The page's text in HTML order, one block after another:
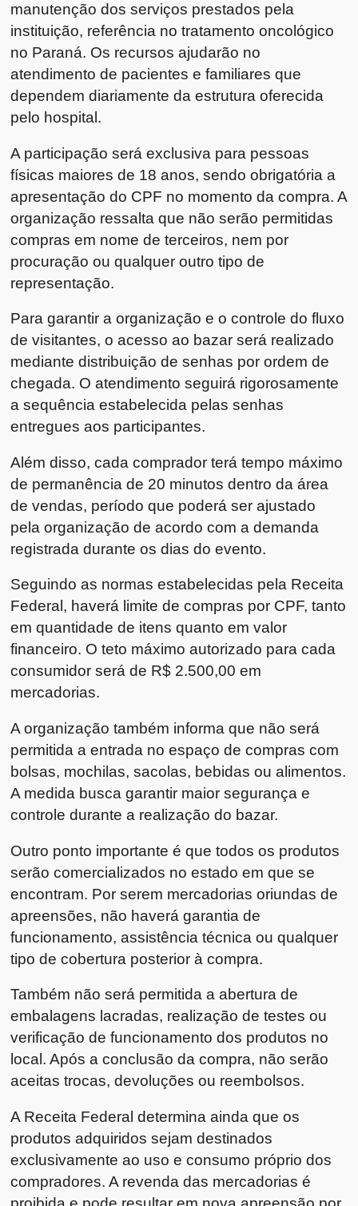
manutenção dos serviços prestados pela
instituição, referência no tratamento oncológico
no Paraná. Os recursos ajudarão no
atendimento de pacientes e familiares que
dependem diariamente da estrutura oferecida
pelo hospital.
A participação será exclusiva para pessoas
físicas maiores de 18 anos, sendo obrigatória a
apresentação do CPF no momento da compra. A
organização ressalta que não serão permitidas
compras em nome de terceiros, nem por
procuração ou qualquer outro tipo de
representação.
Para garantir a organização e o controle do fluxo
de visitantes, o acesso ao bazar será realizado
mediante distribuição de senhas por ordem de
chegada. O atendimento seguirá rigorosamente
a sequência estabelecida pelas senhas
entregues aos participantes.
Além disso, cada comprador terá tempo máximo
de permanência de 20 minutos dentro da área
de vendas, período que poderá ser ajustado
pela organização de acordo com a demanda
registrada durante os dias do evento.
Seguindo as normas estabelecidas pela Receita
Federal, haverá limite de compras por CPF, tanto
em quantidade de itens quanto em valor
financeiro. O teto máximo autorizado para cada
consumidor será de R$ 2.500,00 em
mercadorias.
A organização também informa que não será
permitida a entrada no espaço de compras com
bolsas, mochilas, sacolas, bebidas ou alimentos.
A medida busca garantir maior segurança e
controle durante a realização do bazar.
Outro ponto importante é que todos os produtos
serão comercializados no estado em que se
encontram. Por serem mercadorias oriundas de
apreensões, não haverá garantia de
funcionamento, assistência técnica ou qualquer
tipo de cobertura posterior à compra.
Também não será permitida a abertura de
embalagens lacradas, realização de testes ou
verificação de funcionamento dos produtos no
local. Após a conclusão da compra, não serão
aceitas trocas, devoluções ou reembolsos.
A Receita Federal determina ainda que os
produtos adquiridos sejam destinados
exclusivamente ao uso e consumo próprio dos
compradores. A revenda das mercadorias é